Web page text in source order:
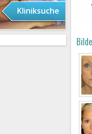
Kliniksuche